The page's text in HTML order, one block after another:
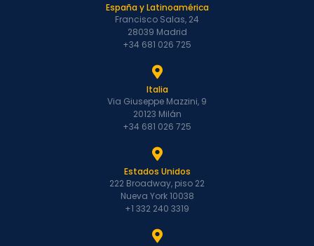
España y Latinoamérica
Francisco Salas, 24
28039 Madrid
+34 681 026 725
Italia
Via Giuseppe Mazzini, 9
20123 Milán
+34 681 026 725
Estados Unidos
222 Broadway, piso 22
Nueva York 10038
+1 332 240 3319